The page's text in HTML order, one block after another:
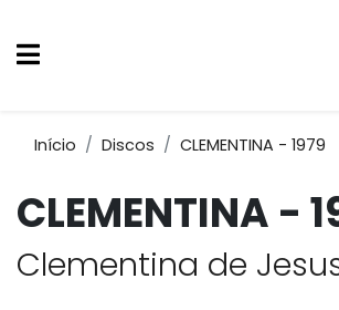
Início Discos CLEMENTINA - 1979
CLEMENTINA -
Clementina de